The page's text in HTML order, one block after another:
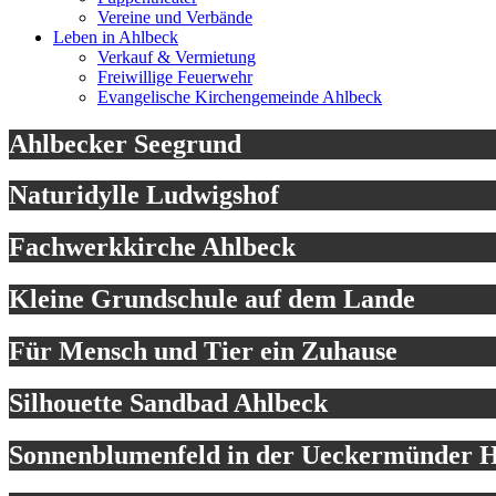
Vereine und Verbände
Leben in Ahlbeck
Verkauf & Vermietung
Freiwillige Feuerwehr
Evangelische Kirchengemeinde Ahlbeck
Ahlbecker Seegrund
Naturidylle Ludwigshof
Fachwerkkirche Ahlbeck
Kleine Grundschule auf dem Lande
Für Mensch und Tier ein Zuhause
Silhouette Sandbad Ahlbeck
Sonnenblumenfeld in der Ueckermünder